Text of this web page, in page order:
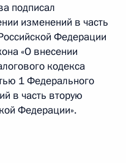
подписал
изменений в часть
Федерации
«О внесении
кодекса
1 Федерального
в часть вторую
Федерации».